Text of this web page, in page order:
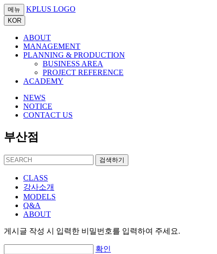
메뉴 KPLUS LOGO
KOR
ABOUT
MANAGEMENT
PLANNING & PRODUCTION
BUSINESS AREA
PROJECT REFERENCE
ACADEMY
NEWS
NOTICE
CONTACT US
부산점
검색하기
CLASS
강사소개
MODELS
Q&A
ABOUT
게시글 작성 시 입력한 비밀번호를 입력하여 주세요.
확인